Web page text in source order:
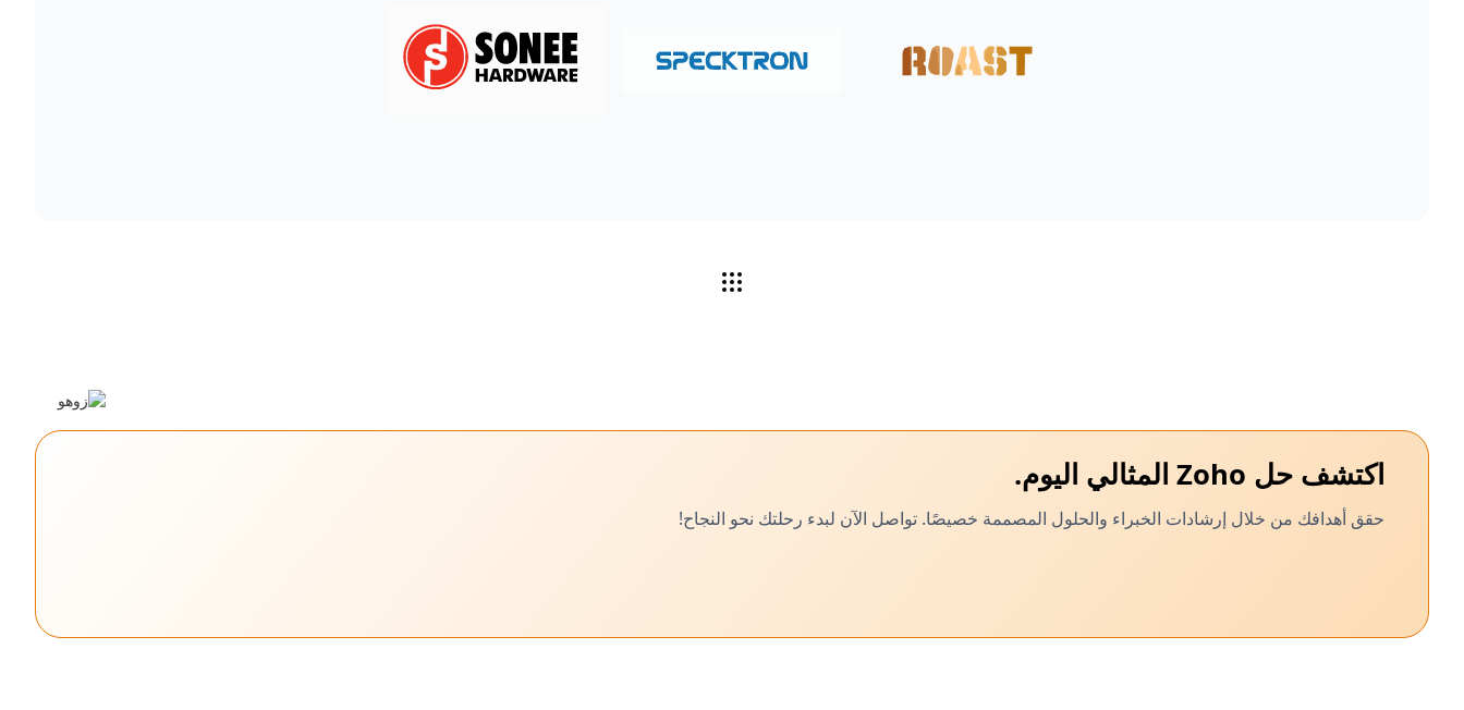
اكتشف حل Zoho المثالي اليوم.
حقق أهدافك من خلال إرشادات الخبراء والحلول المصممة خصيصًا. تواصل الآن لبدء رحلتك نحو النجاح!